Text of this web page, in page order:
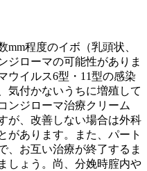
程度のイボ（乳頭状、
ジローマの可能性がありま
ウイルス6型・11型の感染
気付かないうちに増殖して
ンジローマ治療クリーム
が、改善しない場合は外科
があります。また、パート
、お互い治療が終了するま
しょう。尚、分娩時腟内や